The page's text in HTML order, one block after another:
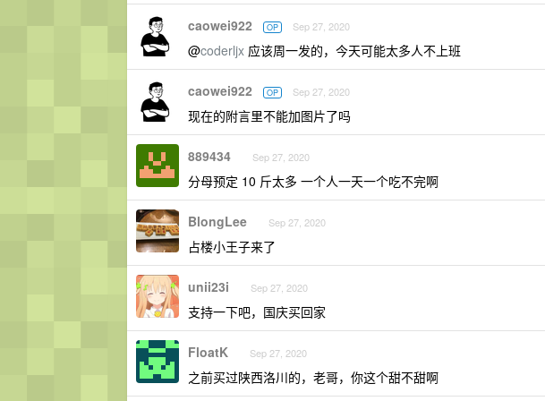
caowei922 OP Sep 27, 2020
@coderljx 应该周一发的，今天可能太多人不上班
caowei922 OP Sep 27, 2020
现在的附言里不能加图片了吗
889434 Sep 27, 2020
分母预定 10 斤太多 一个人一天一个吃不完啊
BlongLee Sep 27, 2020
占楼小王子来了
unii23i Sep 27, 2020
支持一下吧，国庆买回家
FloatK Sep 27, 2020
之前买过陕西洛川的，老哥，你这个甜不甜啊